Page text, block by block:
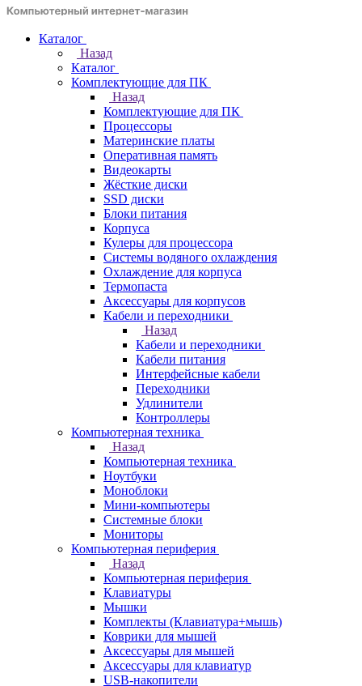
Каталог
Назад
Каталог
Комплектующие для ПК
Назад
Комплектующие для ПК
Процессоры
Материнские платы
Оперативная память
Видеокарты
Жёсткие диски
SSD диски
Блоки питания
Корпуса
Кулеры для процессора
Системы водяного охлаждения
Охлаждение для корпуса
Термопаста
Аксессуары для корпусов
Кабели и переходники
Назад
Кабели и переходники
Кабели питания
Интерфейсные кабели
Переходники
Удлинители
Контроллеры
Компьютерная техника
Назад
Компьютерная техника
Ноутбуки
Моноблоки
Мини-компьютеры
Системные блоки
Мониторы
Компьютерная периферия
Назад
Компьютерная периферия
Клавиатуры
Мышки
Комплекты (Клавиатура+мышь)
Коврики для мышей
Аксессуары для мышей
Аксессуары для клавиатур
USB-накопители